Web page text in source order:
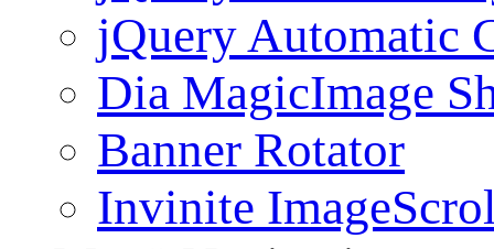
jQuery Automatic
Dia MagicImage
Banner Rotator
Invinite